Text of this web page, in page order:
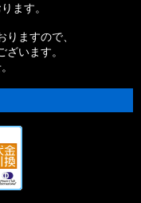
ます。
ますので、
います。